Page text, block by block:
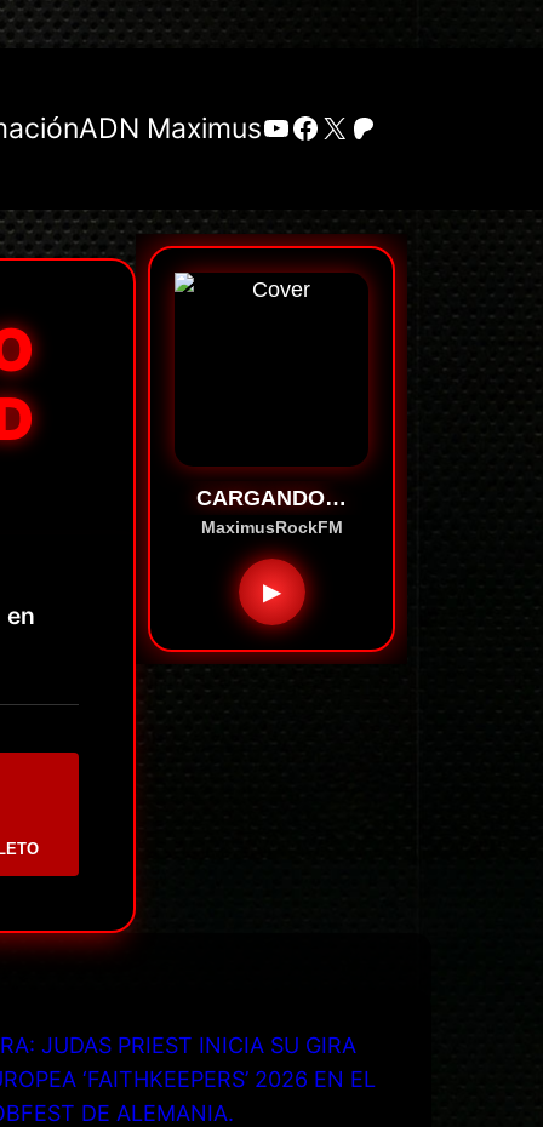
ADN MaximusYouTube
Facebook
X Patreon
en
CARGANDO…
MaximusRockFM
▶
JUDAS PRIEST INICIA SU GIRA
‘FAITHKEEPERS’ 2026 EN EL
DE ALEMANIA.